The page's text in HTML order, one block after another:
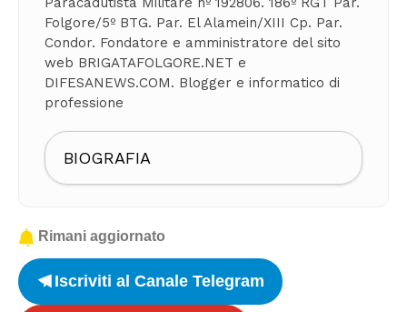
Folgore/5º BTG. Par. El Alamein/XIII Cp. Par.
Condor. Fondatore e amministratore del sito
web BRIGATAFOLGORE.NET e
DIFESANEWS.COM. Blogger e informatico di
professione
BIOGRAFIA
Rimani aggiornato
Iscriviti al Canale Telegram